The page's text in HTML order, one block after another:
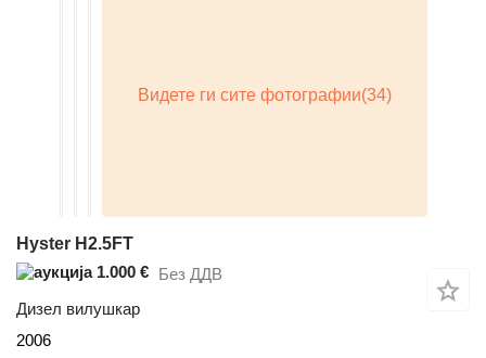
Hyster H2.5FT
1.000 € Без ДДВ
Дизел вилушкар
2006